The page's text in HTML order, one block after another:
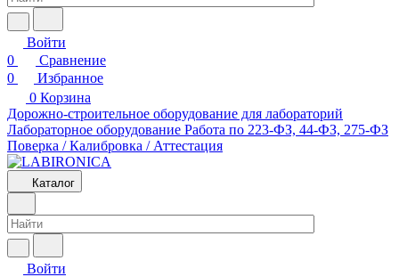
Войти
0
Сравнение
0
Избранное
0 Корзина
Дорожно-строительное оборудование для лабораторий
Лабораторное оборудование Работа по 223-ФЗ, 44-ФЗ, 275-ФЗ
Поверка / Калибровка / Аттестация
Каталог
Войти